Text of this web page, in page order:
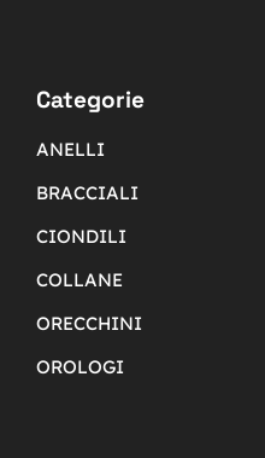
Categorie
ANELLI
BRACCIALI
CIONDILI
COLLANE
ORECCHINI
OROLOGI